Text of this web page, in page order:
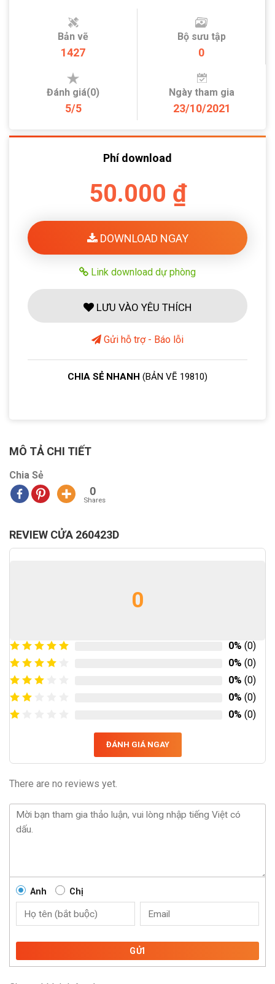
Bản vẽ
1427
Bộ sưu tập
0
Đánh giá(0)
5/5
Ngày tham gia
23/10/2021
Phí download
50.000 ₫
DOWNLOAD NGAY
Link download dự phòng
LƯU VÀO YÊU THÍCH
Gửi hỗ trợ - Báo lỗi
CHIA SẺ NHANH (BẢN VẼ 19810)
MÔ TẢ CHI TIẾT
Chia Sẻ
0
Shares
REVIEW CỬA 260423D
0
0% (0)
0% (0)
0% (0)
0% (0)
0% (0)
ĐÁNH GIÁ NGAY
There are no reviews yet.
Anh Chị
GỬI